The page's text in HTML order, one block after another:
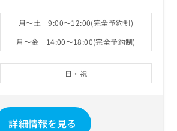
月～土 9:00～12:00(完全予約制)
月～金 14:00～18:00(完全予約制)
日・祝
詳細情報を見る